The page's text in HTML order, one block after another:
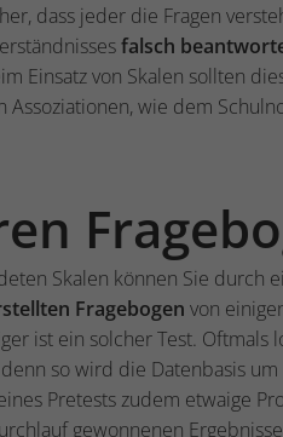
dass jeder die Fragen
falsch
Einsatz von Skalen sollten
wie dem
Skalen können Sie durch
Fragebogen von
ist ein solcher Test. Oftmals
so wird die Datenbasis
Pretests zudem etwaige
gewonnenen